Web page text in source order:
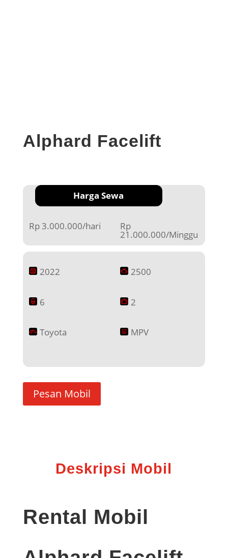
Alphard Facelift
Harga Sewa
Rp 3.000.000/hari Rp
21.000.000/Minggu
2022 2500
6 2
Toyota MPV
Pesan Mobil
Deskripsi Mobil
Rental Mobil